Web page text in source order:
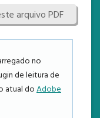
arquivo PDF
no
de leitura de
atual doAdobe